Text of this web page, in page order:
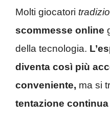
Molti giocatori
scommesse online
della tecnologia.
diventa così più
conveniente, ma si
tentazione continua